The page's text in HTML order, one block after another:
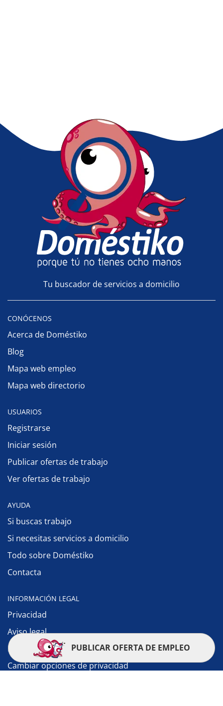
Tu buscador de servicios a domicilio
CONÓCENOS
Acerca de Doméstiko
Blog
Mapa web empleo
Mapa web directorio
USUARIOS
Registrarse
Iniciar sesión
Publicar ofertas de trabajo
Ver ofertas de trabajo
AYUDA
Si buscas trabajo
Si necesitas servicios a domicilio
Todo sobre Doméstiko
Contacta
INFORMACIÓN LEGAL
Privacidad
Aviso legal
Política de cookies
Cambiar opciones de privacidad
PUBLICAR OFERTA DE EMPLEO